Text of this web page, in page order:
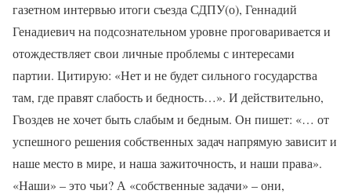
газетном интервью итоги съезда СДПУ(о), Геннадий
Генадиевич на подсознательном уровне проговаривается и
отождествляет свои личные проблемы с интересами
партии. Цитирую: «Нет и не будет сильного государства
там, где правят слабость и бедность…». И действительно,
Гвоздев не хочет быть слабым и бедным. Он пишет: «… от
успешного решения собственных задач напрямую зависит и
наше место в мире, и наша зажиточность, и наши права».
«Наши» – это чьи? А «собственные задачи» – они,